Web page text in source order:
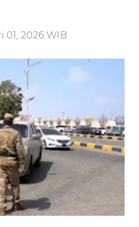
01, 2026 WIB